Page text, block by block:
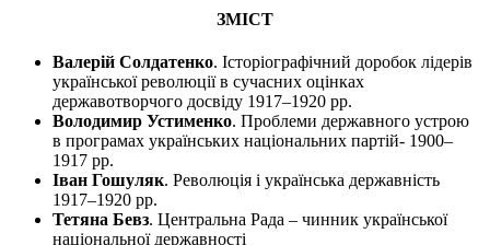
ЗМІСТ
Валерій Солдатенко. Історіографічний доробок лідерів
української революції в сучасних оцінках
державотворчого досвіду 1917–1920 pp.
Володимир Устименко. Проблеми державного устрою
в програмах українських національних партій- 1900–
1917 pp.
Іван Гошуляк. Революція і українська державність
1917–1920 pp.
Тетяна Бевз. Центральна Рада – чинник української
національної державності